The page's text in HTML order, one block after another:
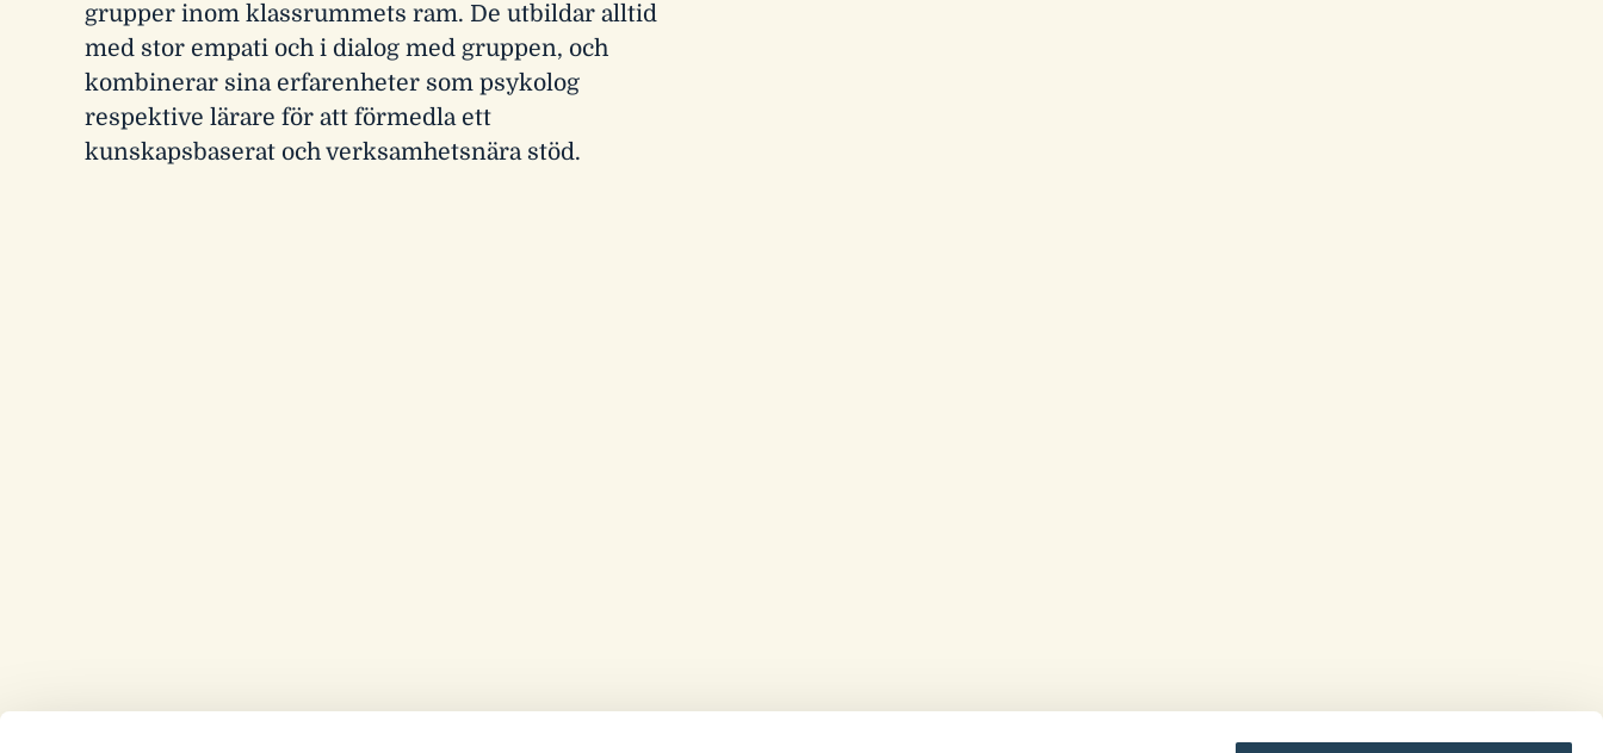
grupper inom klassrummets ram. De utbildar alltid
med stor empati och i dialog med gruppen, och
kombinerar sina erfarenheter som psykolog
respektive lärare för att förmedla ett
kunskapsbaserat och verksamhetsnära stöd.